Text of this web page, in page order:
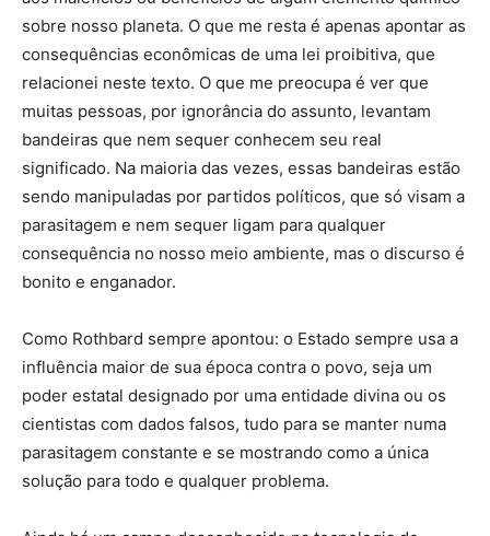
sobre nosso planeta. O que me resta é apenas apontar as
consequências econômicas de uma lei proibitiva, que
relacionei neste texto. O que me preocupa é ver que
muitas pessoas, por ignorância do assunto, levantam
bandeiras que nem sequer conhecem seu real
significado. Na maioria das vezes, essas bandeiras estão
sendo manipuladas por partidos políticos, que só visam a
parasitagem e nem sequer ligam para qualquer
consequência no nosso meio ambiente, mas o discurso é
bonito e enganador.
Como Rothbard sempre apontou: o Estado sempre usa a
influência maior de sua época contra o povo, seja um
poder estatal designado por uma entidade divina ou os
cientistas com dados falsos, tudo para se manter numa
parasitagem constante e se mostrando como a única
solução para todo e qualquer problema.